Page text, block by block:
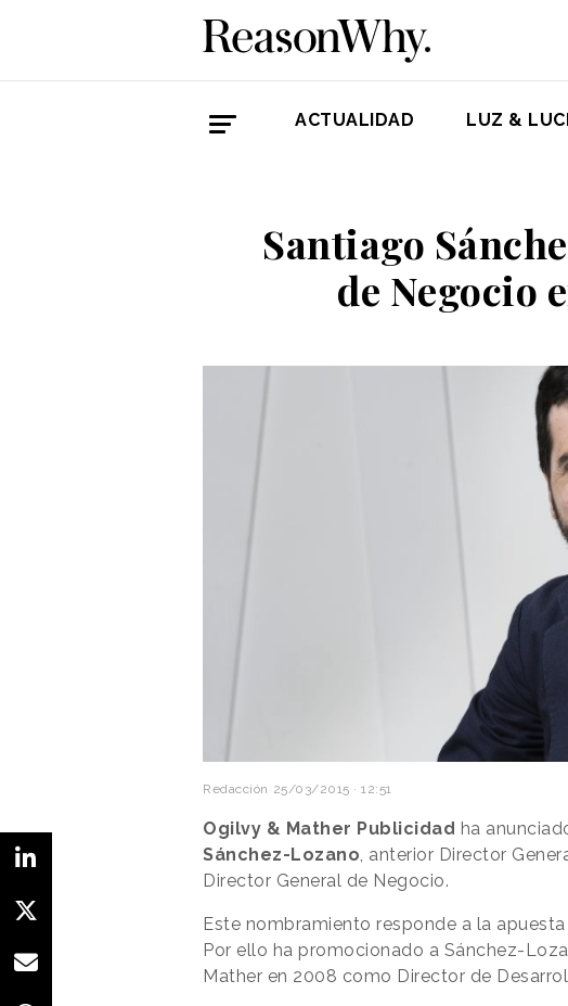
ACTUALIDAD LUZ &
Santiago
de Negocio
Redacción 25/03/2015 · 12:51
Ogilvy & Mather Publicidad ha
Sánchez-Lozano , anterior Director
Director General de Negocio.
Este nombramiento responde a la
Por ello ha promocionado a Sánchez-
Mather en 2008 como Director de